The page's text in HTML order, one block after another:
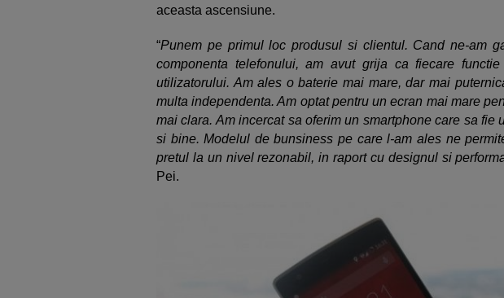
aceasta ascensiune.
“Punem pe primul loc produsul si clientul. Cand ne-am
componenta telefonului, am avut grija ca fiecare
utilizatorului. Am ales o baterie mai mare, dar mai
multa independenta. Am optat pentru un ecran mai mare
mai clara. Am incercat sa oferim un smartphone care sa fie
si bine. Modelul de bunsiness pe care l-am ales ne
pretul la un nivel rezonabil, in raport cu designul si
Pei.